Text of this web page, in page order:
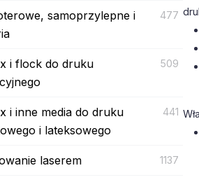
samoprzylepne i
477
i flock do druku
509
i inne media do druku
i lateksowego
441
laserem 1137